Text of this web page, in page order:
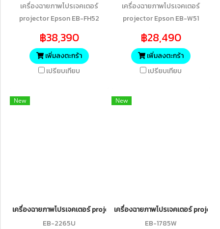
เครื่องฉายภาพโปรเจคเตอร์
projector Epson EB-FH52
Projector (4,000 lumens)
฿38,390
เพิ่มลงตะกร้า
เปรียบเทียบ
เครื่องฉายภาพโปรเจคเตอร์
projector Epson EB-W51
lumens)
฿28,490
เพิ่มลงตะกร้า
เปรียบเทียบ
New
เครื่องฉายภาพโปรเจคเตอร์ projector Epson EB-2265U WUXGA
EB-2265U
New
เครื่องฉายภาพโปรเจคเตอร์
EB-1785W